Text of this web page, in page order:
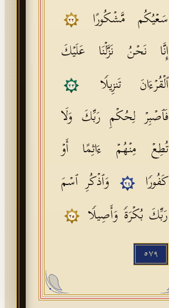
سَعۡیُكُم مَّشۡكُورًا
٢٢
إِنَّا نَحۡنُ نَزَّلۡنَا عَلَیۡكَ
ٱلۡقُرۡءَانَ تَنزِیلࣰا
٢٣
فَٱصۡبِرۡ لِحُكۡمِ رَبِّكَ وَلَا
تُطِعۡ مِنۡهُمۡ ءَاثِمًا أَوۡ
كَفُورࣰا
٢٤
وَٱذۡكُرِ ٱسۡمَ
رَبِّكَ بُكۡرَةࣰ وَأَصِیلࣰا
٢٥
٥٧٩